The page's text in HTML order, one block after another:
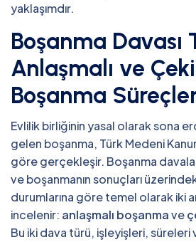
yaklaşımdır.
Boşanma Davası
Anlaşmalı ve
Boşanma
Evlilik birliğinin yasal olarak sona
gelen boşanma, Türk Medeni
göre gerçekleşir. Boşanma
ve boşanmanın sonuçları
durumlarına göre temel olarak iki
incelenir: anlaşmalı boşanmave
Bu iki dava türü, işleyişleri,